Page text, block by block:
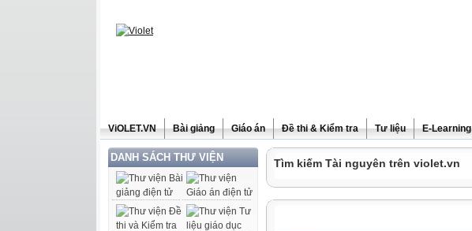
ViOLET.VN Bài giảng Giáo án Đề thi & Kiểm tra Tư liệu E-Learning
DANH SÁCH THƯ VIỆN Tìm kiếm Tài nguyên trên violet.vn